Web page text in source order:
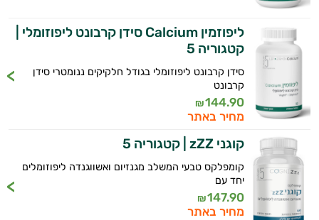
ליפוזמין Calcium סידן קרבונט ליפוזומלי |
קטגוריה 5
סידן קרבונט ליפוזומלי בגודל חלקיקים ננומטרי סידן
קרבונט
144.90
₪
מחיר באתר
קוגני zZZ | קטגוריה 5
קומפלקס טבעי המשלב מגנזיום ואשווגנדה ליפוזומלים
יחד עם
147.90
₪
מחיר באתר